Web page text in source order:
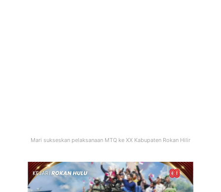
Mari sukseskan pelaksanaan MTQ ke XX Kabupaten Rokan Hilir